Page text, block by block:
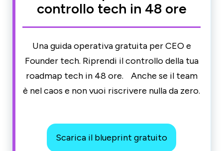
controllo tech in 48 ore
Una guida operativa gratuita per CEO e
Founder tech. Riprendi il controllo della tua
roadmap tech in 48 ore. Anche se il team
è nel caos e non vuoi riscrivere nulla da zero.
Scarica il blueprint gratuito